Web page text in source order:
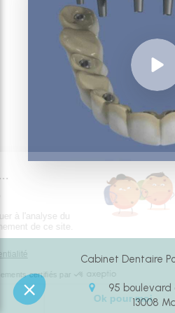
Cabinet Dentaire
95 boulevard
13008